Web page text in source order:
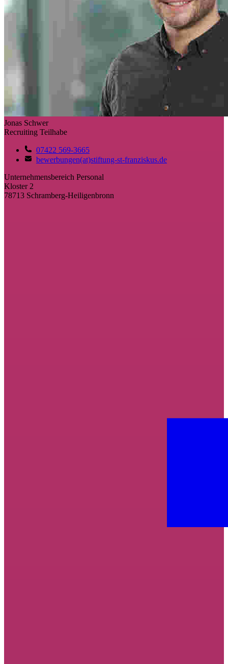
Jonas Schwer
Recruiting Teilhabe
07422 569-3665
bewerbungen(at)stiftung-st-franziskus.de
Unternehmensbereich Personal
Kloster 2
78713 Schramberg-Heiligenbronn